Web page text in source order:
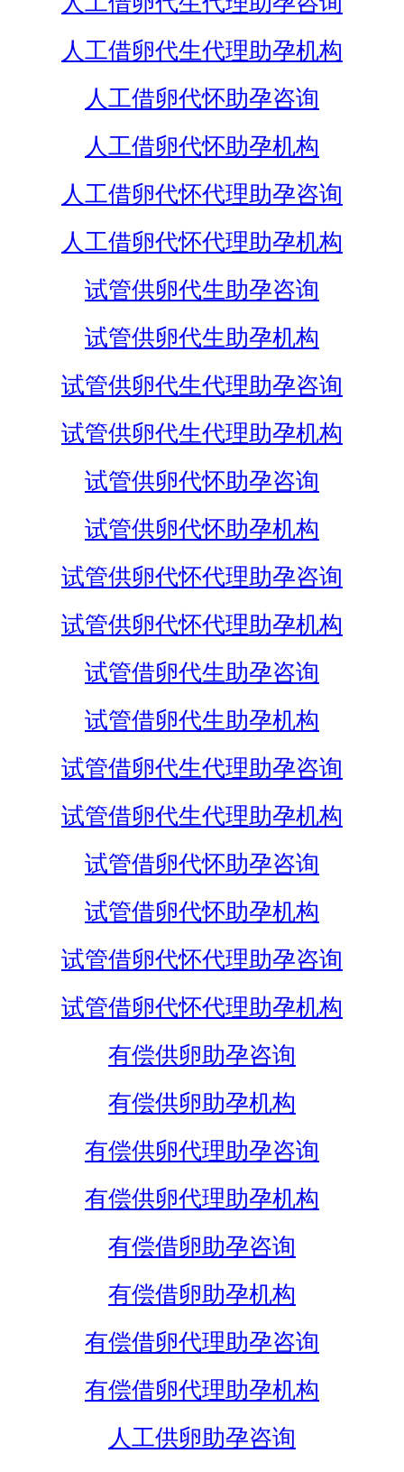
人工借卵代生代理助孕机构
人工借卵代怀助孕咨询
人工借卵代怀助孕机构
人工借卵代怀代理助孕咨询
人工借卵代怀代理助孕机构
试管供卵代生助孕咨询
试管供卵代生助孕机构
试管供卵代生代理助孕咨询
试管供卵代生代理助孕机构
试管供卵代怀助孕咨询
试管供卵代怀助孕机构
试管供卵代怀代理助孕咨询
试管供卵代怀代理助孕机构
试管借卵代生助孕咨询
试管借卵代生助孕机构
试管借卵代生代理助孕咨询
试管借卵代生代理助孕机构
试管借卵代怀助孕咨询
试管借卵代怀助孕机构
试管借卵代怀代理助孕咨询
试管借卵代怀代理助孕机构
有偿供卵助孕咨询
有偿供卵助孕机构
有偿供卵代理助孕咨询
有偿供卵代理助孕机构
有偿借卵助孕咨询
有偿借卵助孕机构
有偿借卵代理助孕咨询
有偿借卵代理助孕机构
人工供卵助孕咨询